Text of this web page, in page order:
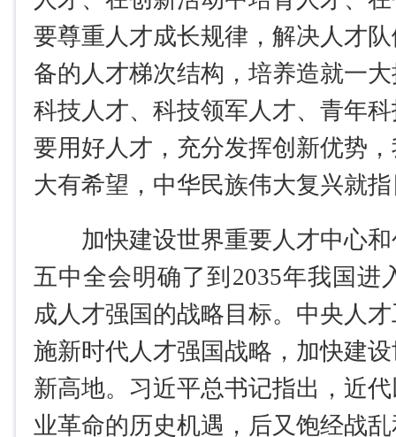
要尊重人才成长规律，解决人才
备的人才梯次结构，培养造就一
科技人才、科技领军人才、青年
要用好人才，充分发挥创新优势
大有希望，中华民族伟大复兴就
加快建设世界重要人才中心和
五中全会明确了到2035年我国进
成人才强国的战略目标。中央人
施新时代人才强国战略，加快建
新高地。习近平总书记指出，近
业革命的历史机遇，后又饱经战